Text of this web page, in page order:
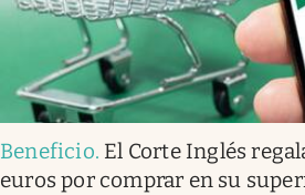
Beneficio. El Corte Inglés
euros por comprar en su